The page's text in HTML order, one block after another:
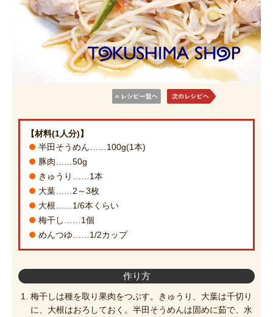
【材料(1人分)】
半田そうめん……100g(1本)
豚肉……50g
きゅうり……1本
大葉……2～3枚
大根……1/6本くらい
梅干し……1個
めんつゆ……1/2カップ
作り方
梅干しは種を取り果肉をつぶす。きゅうり、大葉は千切り
に、大根はおろしておく。半田そうめんは固めに茹で、水